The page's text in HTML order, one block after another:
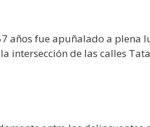
años fue apuñalado a plena
intersección de las calles